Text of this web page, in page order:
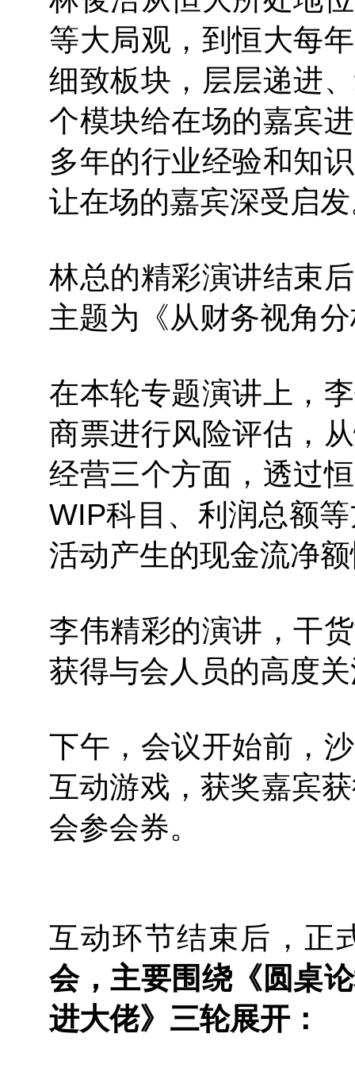
等大局观，到恒大每
细致板块，层层递进
个模块给在场的嘉宾
多年的行业经验和知
让在场的嘉宾深受启
林总的精彩演讲结束
主题为《从财务视角
在本轮专题演讲上，
商票进行风险评估，
经营三个方面，透过
WIP科目、利润总额
活动产生的现金流净
李伟精彩的演讲，干
获得与会人员的高度
下午，会议开始前，
互动游戏，获奖嘉宾
会参会券。
互动环节结束后，正
会，主要围绕《圆桌
进大佬》三轮展开：